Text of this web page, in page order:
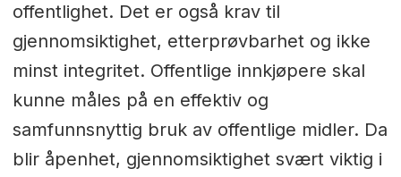
offentlighet. Det er også krav til
gjennomsiktighet, etterprøvbarhet og ikke
minst integritet. Offentlige innkjøpere skal
kunne måles på en effektiv og
samfunnsnyttig bruk av offentlige midler. Da
blir åpenhet, gjennomsiktighet svært viktig i